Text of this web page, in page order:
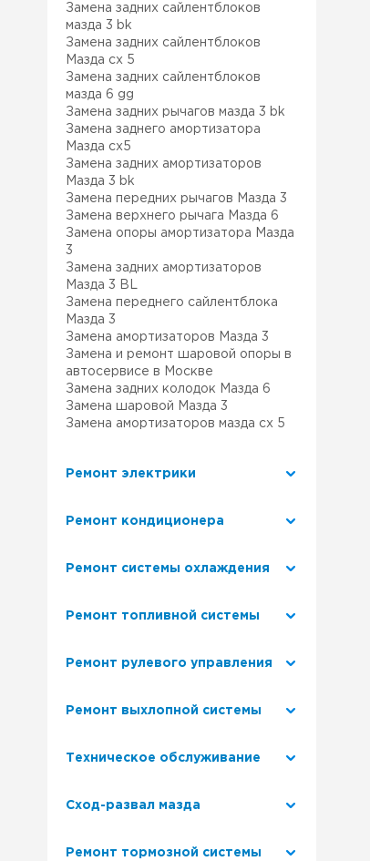
Замена задних сайлентблоков
мазда 3 bk
Замена задних сайлентблоков
Mазда сх 5
Замена задних сайлентблоков
мазда 6 gg
Замена задних рычагов мазда 3 bk
Замена заднего амортизатора
Мазда сх5
Замена задних амортизаторов
Мазда 3 bk
Замена передних рычагов Мазда 3
Замена верхнего рычага Мазда 6
Замена опоры амортизатора Мазда
3
Замена задних амортизаторов
Мазда 3 BL
Замена переднего сайлентблока
Мазда 3
Замена амортизаторов Мазда 3
Замена и ремонт шаровой опоры в
автосервисе в Москве
Замена задних колодок Мазда 6
Замена шаровой Мазда 3
Замена амортизаторов мазда сх 5
Ремонт электрики
Ремонт кондиционера
Ремонт системы охлаждения
Ремонт топливной системы
Ремонт рулевого управления
Ремонт выхлопной системы
Техническое обслуживание
Сход-развал мазда
Ремонт тормозной системы